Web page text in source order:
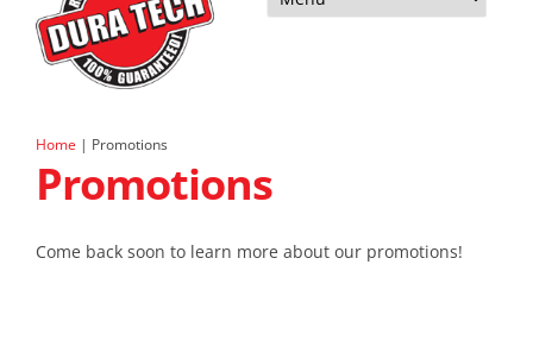
content
Home | Promotions
Promotions
Come back soon to learn more about our promotions!